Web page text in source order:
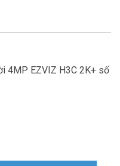
4MP EZVIZ H3C 2K+ số